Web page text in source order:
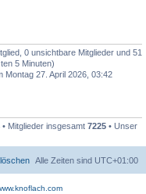
0 unsichtbare Mitglieder und 51
5 Minuten)
Montag 27. April 2026, 03:42
• Mitglieder insgesamt 7225 • Unser
Alle Zeiten sind UTC+01:00